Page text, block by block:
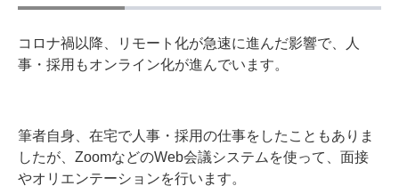
コロナ禍以降、リモート化が急速に進んだ影響で、人
事・採用もオンライン化が進んでいます。
筆者自身、在宅で人事・採用の仕事をしたこともありま
したが、ZoomなどのWeb会議システムを使って、面接
やオリエンテーションを行います。